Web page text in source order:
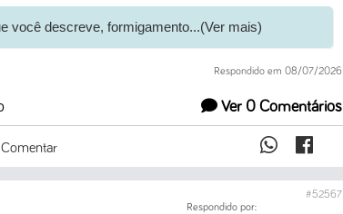
você descreve, formigamento...(Ver mais)
Respondido em 08/07/2026
Ver 0 Comentários
Comentar
#52567
Respondido por: